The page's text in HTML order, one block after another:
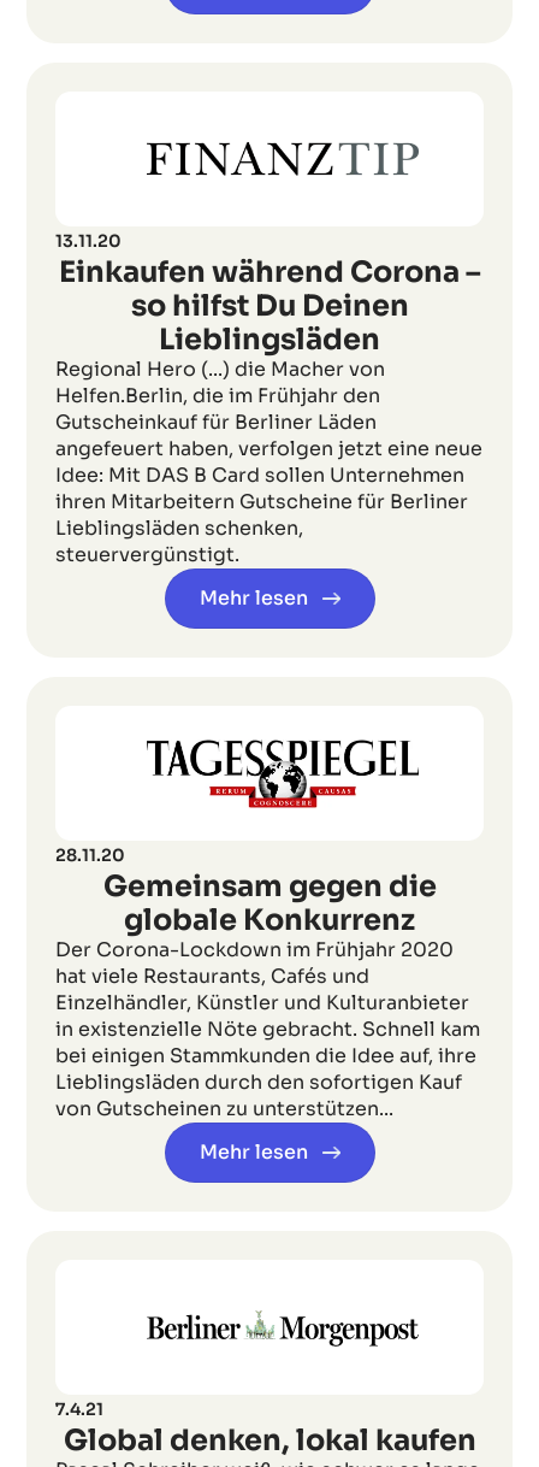
13.11.20
Einkaufen während Corona –
so hilfst Du Deinen
Lieblingsläden
Regional Hero (...) die Macher von
Helfen.Berlin, die im Frühjahr den
Gutscheinkauf für Berliner Läden
angefeuert haben, verfolgen jetzt eine neue
Idee: Mit DAS B Card sollen Unternehmen
ihren Mitarbeitern Gutscheine für Berliner
Lieblingsläden schenken,
steuervergünstigt.
Mehr lesen
28.11.20
Gemeinsam gegen die
globale Konkurrenz
Der Corona-Lockdown im Frühjahr 2020
hat viele Restaurants, Cafés und
Einzelhändler, Künstler und Kulturanbieter
in existenzielle Nöte gebracht. Schnell kam
bei einigen Stammkunden die Idee auf, ihre
Lieblingsläden durch den sofortigen Kauf
von Gutscheinen zu unterstützen...
Mehr lesen
7.4.21
Global denken, lokal kaufen